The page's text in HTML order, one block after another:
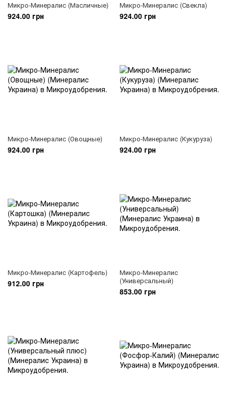
Микро-Минералис (Масличные)
924.00 грн
Микро-Минералис (Свекла)
924.00 грн
Микро-Минералис (Овощные)
924.00 грн
Микро-Минералис (Кукуруза)
924.00 грн
Микро-Минералис (Картофель)
912.00 грн
Микро-Минералис
(Универсальный)
853.00 грн